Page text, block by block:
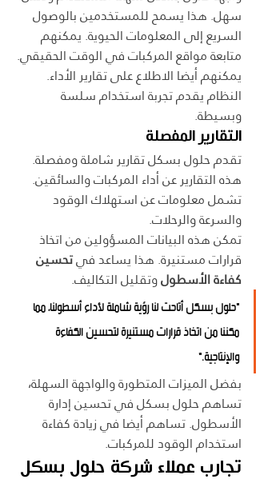
سهل. هذا يسمح للمستخدمين بالوصول
السريع إلى المعلومات الحيوية. يمكنهم
متابعة مواقع المركبات في الوقت الحقيقي.
يمكنهم أيضا الاطلاع على تقارير الأداء.
النظام يقدم تجربة استخدام سلسة
وبسيطة.
التقارير المفصلة
تقدم حلول بسكل تقارير شاملة ومفصلة.
هذه التقارير عن أداء المركبات والسائقين.
تشمل معلومات عن استهلاك الوقود
والسرعة والرحلات.
تمكن هذه البيانات المسؤولين من اتخاذ
قرارات مستنيرة. هذا يساعد في تحسين
كفاءة الأسطول وتقليل التكاليف.
"حلول بسكل أتاحت لنا رؤية شاملة لأداء أسطولنا، مما
مكننا من اتخاذ قرارات مستنيرة لتحسين الكفاءة
والإنتاجية."
بفضل الميزات المتطورة والواجهة السهلة،
تساهم حلول بسكل في تحسين إدارة
الأسطول. تساهم أيضا في زيادة كفاءة
استخدام الوقود للمركبات.
تجارب عملاء شركة حلول بسكل